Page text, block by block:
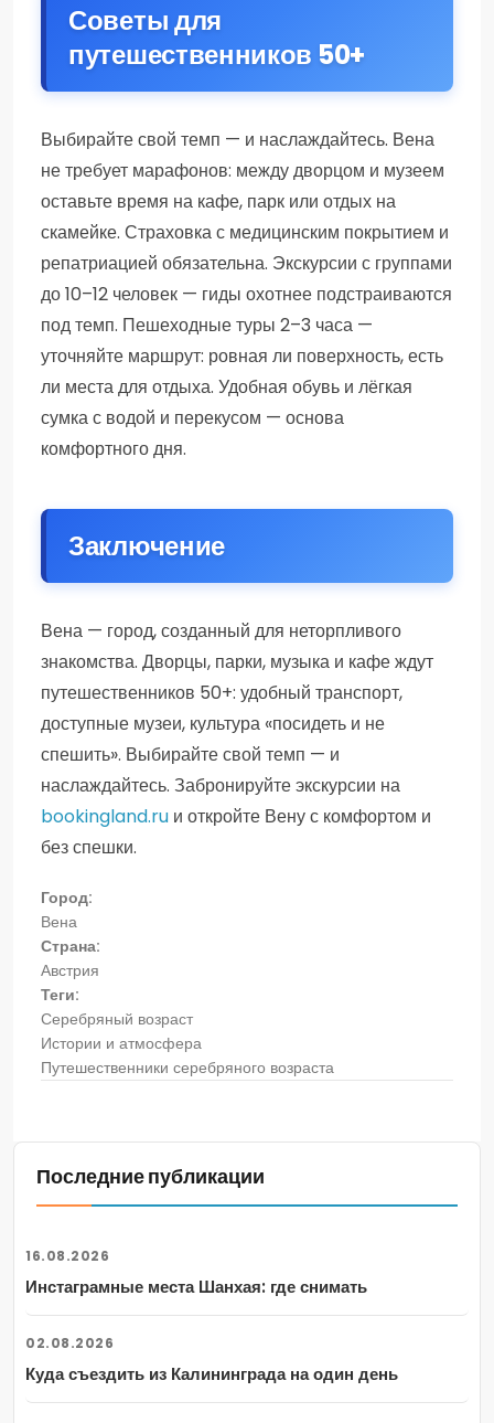
Советы для
путешественников 50+
Выбирайте свой темп — и наслаждайтесь. Вена
не требует марафонов: между дворцом и музеем
оставьте время на кафе, парк или отдых на
скамейке. Страховка с медицинским покрытием и
репатриацией обязательна. Экскурсии с группами
до 10–12 человек — гиды охотнее подстраиваются
под темп. Пешеходные туры 2–3 часа —
уточняйте маршрут: ровная ли поверхность, есть
ли места для отдыха. Удобная обувь и лёгкая
сумка с водой и перекусом — основа
комфортного дня.
Заключение
Вена — город, созданный для неторпливого
знакомства. Дворцы, парки, музыка и кафе ждут
путешественников 50+: удобный транспорт,
доступные музеи, культура «посидеть и не
спешить». Выбирайте свой темп — и
наслаждайтесь. Забронируйте экскурсии на
bookingland.ru и откройте Вену с комфортом и
без спешки.
Город:
Вена
Страна:
Австрия
Теги:
Серебряный возраст
Истории и атмосфера
Путешественники серебряного возраста
Последние публикации
16.08.2026
Инстаграмные места Шанхая: где снимать
02.08.2026
Куда съездить из Калининграда на один день